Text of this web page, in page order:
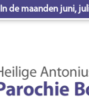
In de maanden juni,